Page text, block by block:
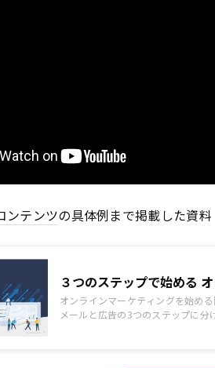
ンテンツの具体例まで掲載した資料
３つのステップで始める
オンラインマーケティングを始め
メールと広告の3つのステップに分